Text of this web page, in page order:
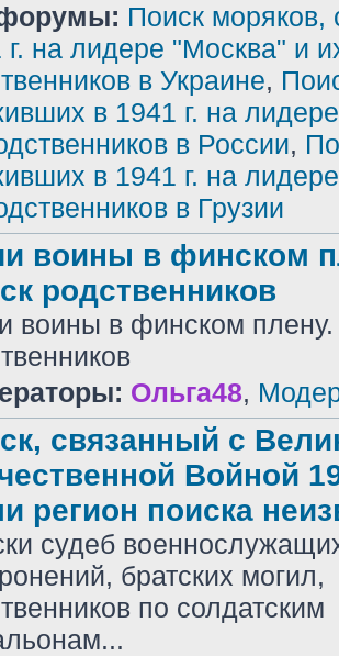
Поиск
г. на лидере "Москва" и
в Украине,
в 1941 г. на
в России,
в 1941 г. на
в Грузии
воины в финском
родственников
воины в финском плену.
Ольга48,
связанный с
Войной
регион поиска
судеб
братских могил,
по солдатским